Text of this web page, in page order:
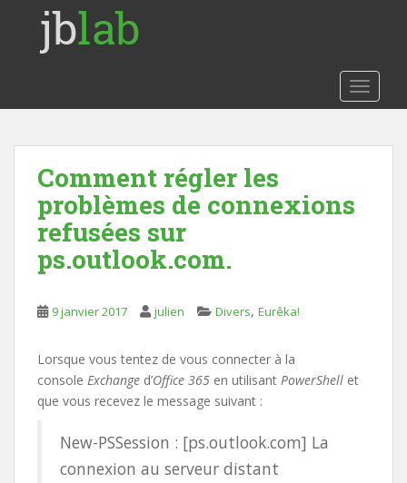
o
Comment régler les
problèmes de connexions
refusées sur
ps.outlook.com.
9 janvier 2017 julien Divers, Eurêka!
Lorsque vous tentez de vous connecter à la
console Exchange d’Office 365 en utilisant PowerShell et
que vous recevez le message suivant :
New-PSSession : [ps.outlook.com] La
connexion au serveur distant